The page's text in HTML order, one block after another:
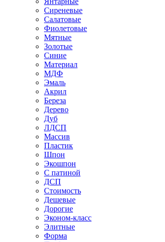
Сиреневые
Салатовые
Фиолетовые
Мятные
Золотые
Синие
Материал
МДФ
Эмаль
Акрил
Береза
Дерево
Дуб
ЛДСП
Массив
Пластик
Шпон
Экошпон
С патиной
ДСП
Стоимость
Дешевые
Дорогие
Эконом-класс
Элитные
Форма